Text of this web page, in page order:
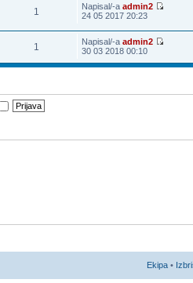
1 Napisal/-aadmin2
24 05 2017 20:23
1 Napisal/-aadmin2
30 03 2018 00:10
Ekipa •